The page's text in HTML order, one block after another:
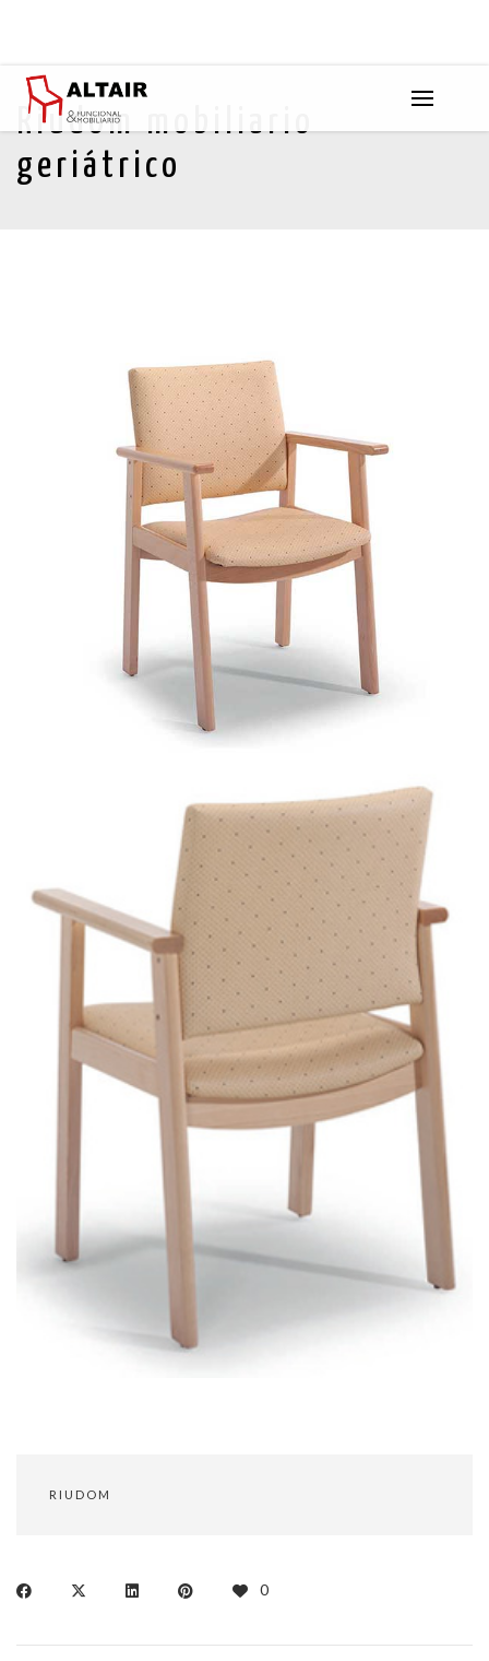
Riudom mobiliario
geriátrico
RIUDOM
0